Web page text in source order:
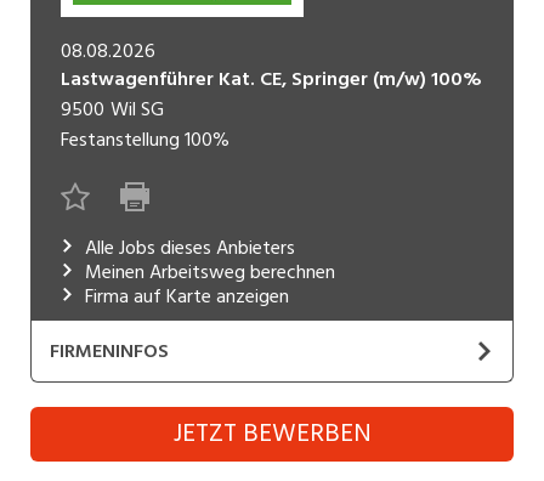
POSITION
Führungsposition
Management / Kader
Finanzen, Controlling, Treuhand, Recht
Gartenbau, Landwirtschaft, Forstwirtschaft
Gastronomie, Hotellerie, Tourismus,
Lebensmittel
Immobilien, Facility Management, Reinigung
Industrie, Maschinenbau, Anlagenbau,
Produktion
Informatik, Telekommunikation
Kaufm. Berufe, Kundendienst, Verwaltung
Körperpflege, Wellness
Marketing, Kommunikation, Medien, Druck
08.08.2026
Lastwagenführer Kat. CE, Springer (m/w) 100%
9500 Wil SG
Festanstellung100%
Alle Jobs dieses Anbieters
Meinen Arbeitsweg berechnen
Firma auf Karte anzeigen
FIRMENINFOS
Holenstein AG
JETZT BEWERBEN